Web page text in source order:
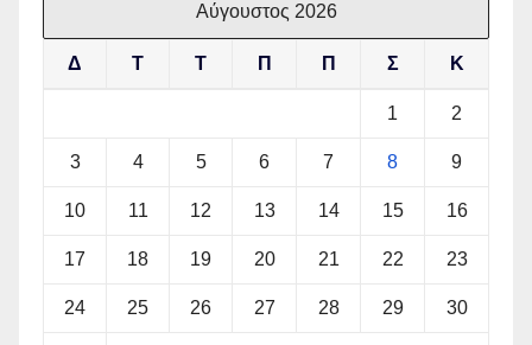
Αύγουστος 2026
Δ Τ Τ Π Π Σ Κ
1 2
3 4 5 6 7 8 9
10 11 12 13 14 15 16
17 18 19 20 21 22 23
24 25 26 27 28 29 30